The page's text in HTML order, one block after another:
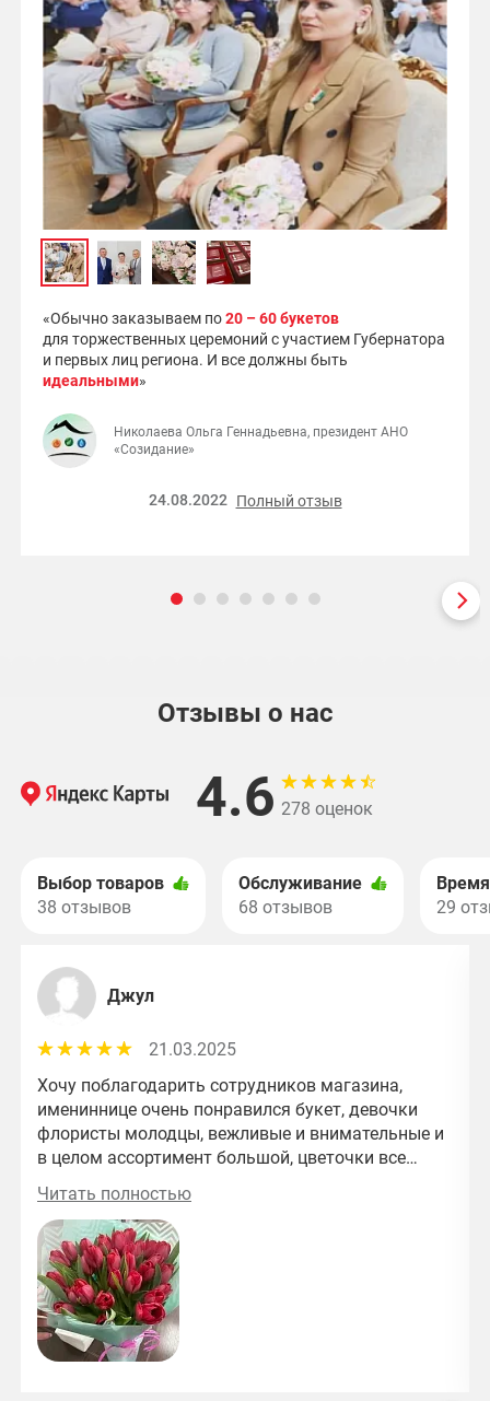
«Обычно заказываем по20 – 60 букетов
для торжественных церемоний с участием Губернатора
и первых лиц региона. И все должны быть
идеальными»
Николаева Ольга Геннадьевна, президент АНО
«Созидание»
24.08.2022 Полный отзыв
Отзывы о нас
4.6 278 оценок
Выбор товаров
38 отзывов
Обслуживание
68 отзывов
29
Джул
21.03.2025
Хочу поблагодарить сотрудников магазина,
имениннице очень понравился букет, девочки
флористы молодцы, вежливые и внимательные и
в целом ассортимент большой, цветочки все
Читать полностью